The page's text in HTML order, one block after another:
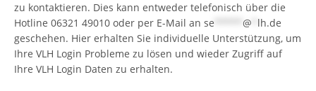
zu kontaktieren. Dies kann entweder telefonisch über die
Hotline 06321 49010 oder per E-Mail an se @ lh.de
geschehen. Hier erhalten Sie individuelle Unterstützung, um
Ihre VLH Login Probleme zu lösen und wieder Zugriff auf
Ihre VLH Login Daten zu erhalten.